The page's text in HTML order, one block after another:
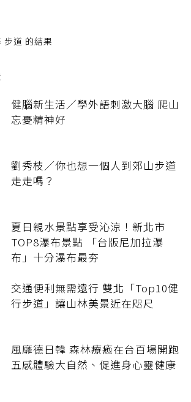
步道 的結果
健腦新生活／學外語刺激大腦 爬山
忘憂精神好
劉秀枝／你也想一個人到郊山步道
走走嗎？
夏日親水景點享受沁涼！新北市
TOP8瀑布景點 「台版尼加拉瀑
布」十分瀑布最夯
交通便利無需遠行 雙北「Top10健
行步道」讓山林美景近在咫尺
風靡德日韓 森林療癒在台百場開跑
五感體驗大自然、促進身心靈健康